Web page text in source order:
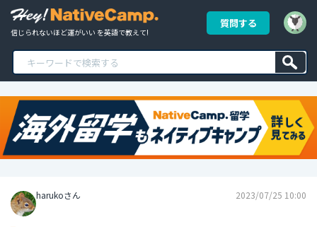
信じられないほど運がいい を英語で教えて!
質問する
harukoさん 2023/07/25 10:00